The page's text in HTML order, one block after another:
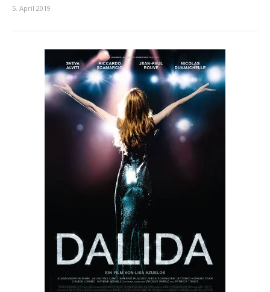
5. April 2019